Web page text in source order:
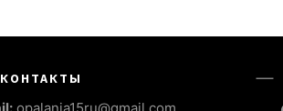
КОНТАКТЫ